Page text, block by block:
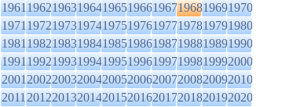
1961196219631964196519661967196819691970
1971197219731974197519761977197819791980
1981198219831984198519861987198819891990
1991199219931994199519961997199819992000
2001200220032004200520062007200820092010
2011201220132014201520162017201820192020